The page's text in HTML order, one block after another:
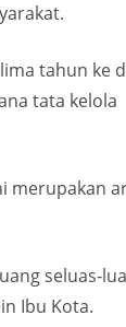
tahun ke
tata kelola
merupakan
seluas-
Ibu Kota.